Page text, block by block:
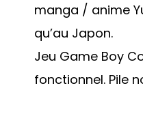
manga / anime
qu’au Japon.
Jeu Game Boy
fonctionnel. Pile